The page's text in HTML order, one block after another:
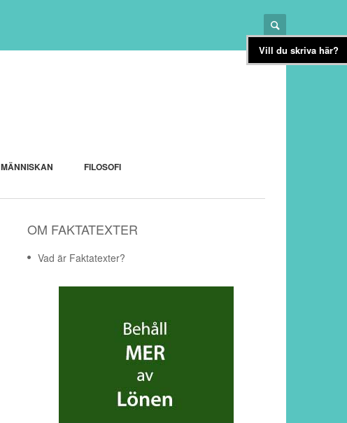
MÄNNISKAN FILOSOFI
OM FAKTATEXTER
Vad är Faktatexter?
Vill du skriva här?